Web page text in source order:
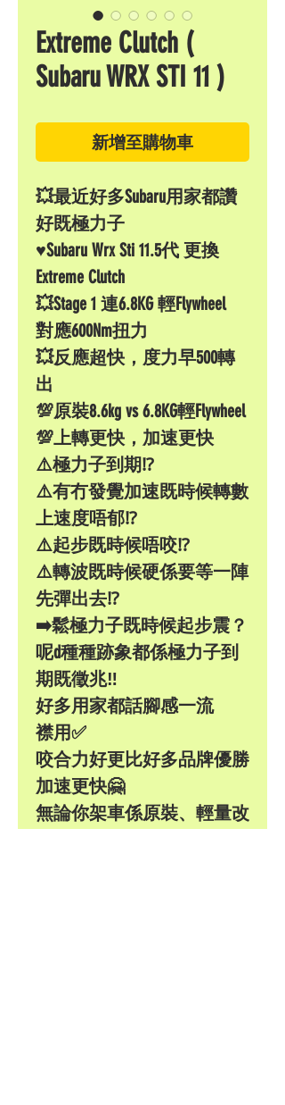
Extreme Clutch (
Subaru WRX STI 11 )
新增至購物車
💥最近好多Subaru用家都讚
好既極力子
♥️Subaru Wrx Sti 11.5代 更換
Extreme Clutch
💥Stage 1 連6.8KG 輕Flywheel
對應600Nm扭力
💥反應超快，度力早500轉
出
💯原裝8.6kg vs 6.8KG輕Flywheel
💯上轉更快，加速更快
⚠️極力子到期⁉️
⚠️有冇發覺加速既時候轉數
上速度唔郁⁉️
⚠️起步既時候唔咬⁉️
⚠️轉波既時候硬係要等一陣
先彈出去⁉️
➡️鬆極力子既時候起步震？
呢d種種跡象都係極力子到
期既徵兆‼️
好多用家都話腳感一流
襟用✅
咬合力好更比好多品牌優勝
加速更快🤗
無論你架車係原裝、輕量改